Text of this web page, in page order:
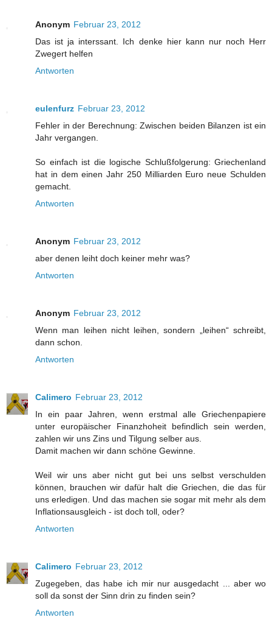
Anonym Februar 23, 2012
Das ist ja interssant. Ich denke hier kann nur noch Herr
Zwegert helfen
Antworten
eulenfurz Februar 23, 2012
Fehler in der Berechnung: Zwischen beiden Bilanzen ist ein
Jahr vergangen.
So einfach ist die logische Schlußfolgerung: Griechenland
hat in dem einen Jahr 250 Milliarden Euro neue Schulden
gemacht.
Antworten
Anonym Februar 23, 2012
aber denen leiht doch keiner mehr was?
Antworten
Anonym Februar 23, 2012
Wenn man leihen nicht leihen, sondern „leihen“ schreibt,
dann schon.
Antworten
Calimero Februar 23, 2012
In ein paar Jahren, wenn erstmal alle Griechenpapiere
unter europäischer Finanzhoheit befindlich sein werden,
zahlen wir uns Zins und Tilgung selber aus.
Damit machen wir dann schöne Gewinne.
Weil wir uns aber nicht gut bei uns selbst verschulden
können, brauchen wir dafür halt die Griechen, die das für
uns erledigen. Und das machen sie sogar mit mehr als dem
Inflationsausgleich - ist doch toll, oder?
Antworten
Calimero Februar 23, 2012
Zugegeben, das habe ich mir nur ausgedacht ... aber wo
soll da sonst der Sinn drin zu finden sein?
Antworten